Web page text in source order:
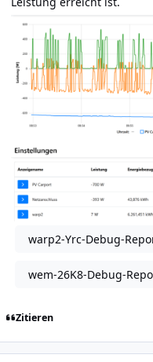
warp2-Yrc-Debug-
wem-26K8-Debug-
Zitieren